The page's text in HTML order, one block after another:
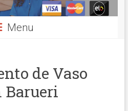
Menu
de Vaso
Barueri